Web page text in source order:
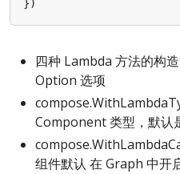
})
四种 Lambda 方法的构
Option 选项
Component 类型，默认
组件默认 在 Graph 中开